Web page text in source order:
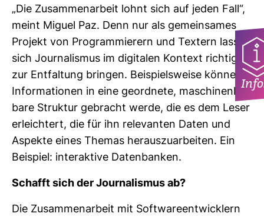
„Die Zusam­men­ar­beit lohnt sich auf jeden Fall“,
meint Miguel Paz. Denn nur als gemein­sames
Pro­jekt von Pro­gram­mie­rern und Tex­tern lasse
sich Jour­na­lismus im digi­talen Kon­text richtig
zur Ent­fal­tung bringen. Bei­spiels­weise können
Infor­ma­tionen in eine geord­nete, maschi­nen­les­
bare Struktur gebracht werde, die es dem Leser
erleich­tert, die für ihn rele­vanten Daten und
Aspekte eines Themas her­aus­zu­ar­beiten. Ein
Bei­spiel: inter­ak­tive Daten­banken.
Schafft sich der Jour­na­lismus ab?
Die Zusam­men­ar­beit mit Soft­ware­ent­wick­lern